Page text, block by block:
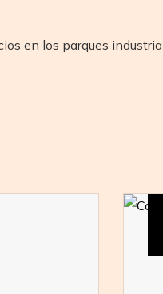
en los parques